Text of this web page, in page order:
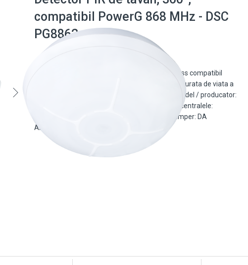
compatibil PowerG 868 MHz - DSC
PG8862
Detector PIR de tavan, raza 10 m la 360°, wireless compatibil
POWER G, indicator nivel semnal radio, tamper. Durata de viata a
bateriei de pana la 5 ani, LED calitate semnal. Model / producator:
DSC Tip: Detector PIR tavan Compatibilitate cu centralele:
PowerSeries NEO PowerSeries PRO Qolsys Tamper: DA
Alimentare: 3 Vcc baterie litiu CR123A […]